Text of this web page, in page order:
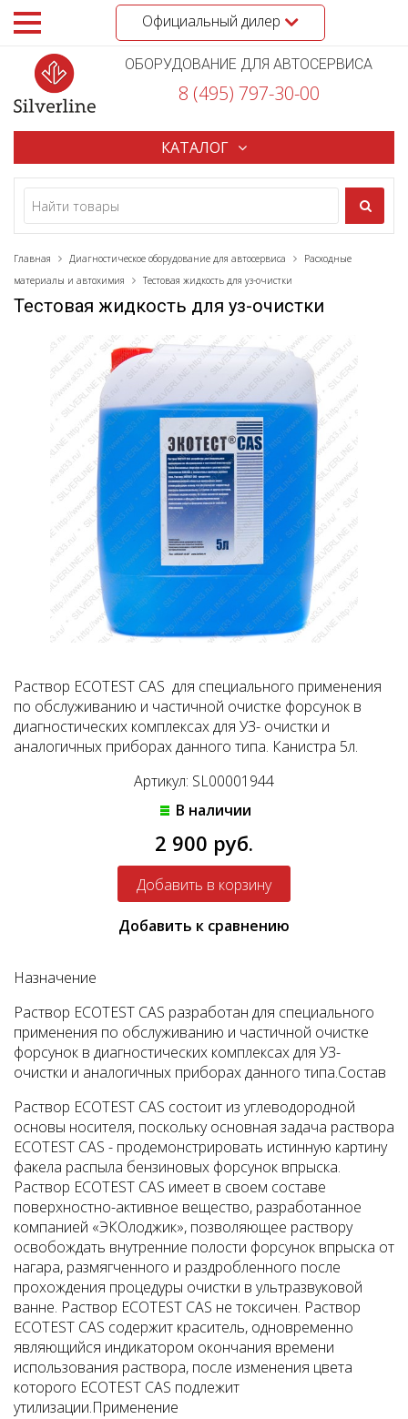
Официальный дилер
ОБОРУДОВАНИЕ ДЛЯ АВТОСЕРВИСА
8 (495) 797-30-00
КАТАЛОГ
Главная Диагностическое оборудование для автосервиса
Расходные
материалы и автохимия
Тестовая жидкость для уз-очистки
Тестовая жидкость для уз-очистки
Раствор ECOTEST CAS для специального применения
по обслуживанию и частичной очистке форсунок в
диагностических комплексах для УЗ- очистки и
аналогичных приборах данного типа. Канистра 5л.
Артикул: SL00001944
В наличии
2 900 руб.
Добавить к сравнению
Назначение
Раствор ECOTEST CAS разработан для специального
применения по обслуживанию и частичной очистке
форсунок в диагностических комплексах для УЗ-
очистки и аналогичных приборах данного типа.Состав
Раствор ECOTEST CAS состоит из углеводородной
основы носителя, поскольку основная задача раствора
ECOTEST CAS - продемонстрировать истинную картину
факела распыла бензиновых форсунок впрыска.
Раствор ECOTEST CAS имеет в своем составе
поверхностно-активное вещество, разработанное
компанией «ЭКОлоджик», позволяющее раствору
освобождать внутренние полости форсунок впрыска от
нагара, размягченного и раздробленного после
прохождения процедуры очистки в ультразвуковой
ванне. Раствор ECOTEST CAS не токсичен. Раствор
ECOTEST CAS содержит краситель, одновременно
являющийся индикатором окончания времени
использования раствора, после изменения цвета
которого ECOTEST CAS подлежит
утилизации.Применение